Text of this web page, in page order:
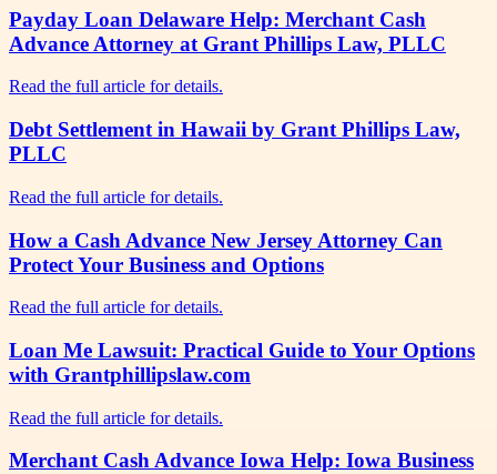
Payday Loan Delaware Help: Merchant Cash
Advance Attorney at Grant Phillips Law, PLLC
Read the full article for details.
Debt Settlement in Hawaii by Grant Phillips Law,
PLLC
Read the full article for details.
How a Cash Advance New Jersey Attorney Can
Protect Your Business and Options
Read the full article for details.
Loan Me Lawsuit: Practical Guide to Your Options
with Grantphillipslaw.com
Read the full article for details.
Merchant Cash Advance Iowa Help: Iowa Business